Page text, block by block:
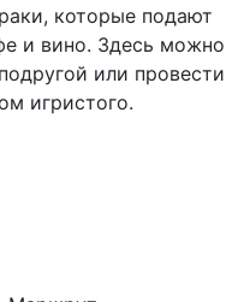
которые подают
и вино. Здесь можно
или провести
игристого.